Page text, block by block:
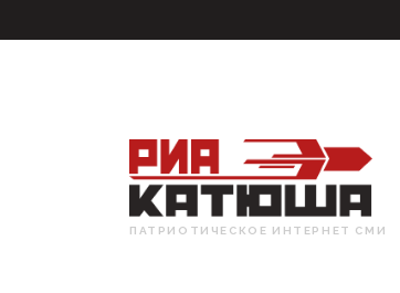
ПАТРИОТИЧЕСКОЕ ИНТЕРНЕТ СМИ